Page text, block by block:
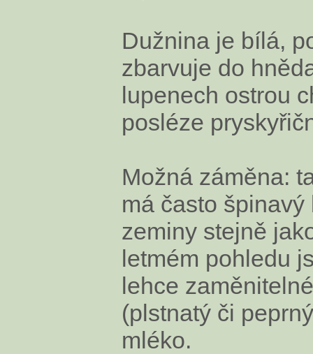
Dužnina je bílá,
zbarvuje do
lupenech ostrou
posléze
Možná záměna:
má často
zeminy stejně
letmém pohledu
lehce
(plstnatý či
mléko.